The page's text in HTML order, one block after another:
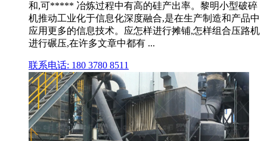
和,可***** 冶炼过程中有高的硅产出率。黎明小型破碎
机推动工业化于信息化深度融合,是在生产制造和产品中
应用更多的信息技术。应怎样进行摊铺,怎样组合压路机
进行碾压,在许多文章中都有 ...
联系电话: 180 3780 8511